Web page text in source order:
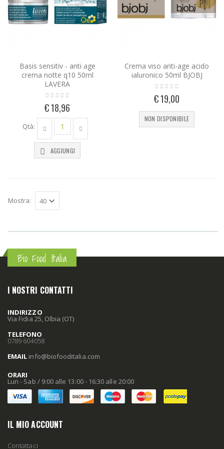
Basis sensitiv - anti age
crema notte q10 50ml
LAVERA
€ 18,96
Qtà:
AGGIUNGI
Crema viso anti-age acido
ialuronico 50ml BJOBJ
€ 19,00
NON DISPONIBILE
Mostra:
Bio Food Italia
I NOSTRI CONTATTI
INDIRIZZO
Via Fidia 25, Olbia (OT)
TELEFONO
0789 604058
EMAIL info@biofooditalia.com
ORARI
Lun - Sab / 9:00 alle 13:00 - 16:30 alle 20:00
IL MIO ACCOUNT
Contattaci